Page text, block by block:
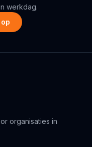
werkdag.
organisaties in